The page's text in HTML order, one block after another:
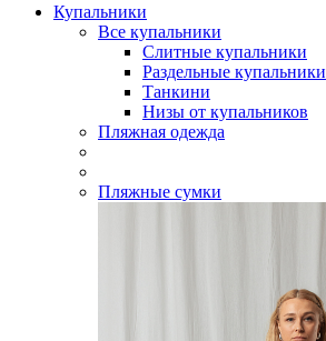
Купальники
Все купальники
Слитные купальники
Раздельные купальники
Танкини
Низы от купальников
Пляжная одежда
Пляжные сумки